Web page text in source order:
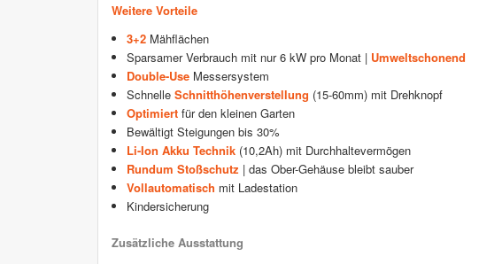
Weitere Vorteile
3+2Mähflächen
Sparsamer Verbrauch mit nur 6 kW pro Monat | Umweltschonend
Double-UseMessersystem
Schnelle Schnitthöhenverstellung (15-60mm) mit Drehknopf
Optimiertfür den kleinen Garten
Bewältigt Steigungen bis 30%
Li-Ion Akku Technik(10,2Ah) mit Durchhaltevermögen
Rundum Stoßschutz | das Ober-Gehäuse bleibt sauber
Vollautomatisch mit Ladestation
Kindersicherung
Zusätzliche Ausstattung